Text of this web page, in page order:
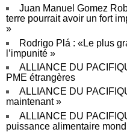
Juan Manuel Gomez
terre pourrait avoir un fort
»
Rodrigo Plá : «Le plus
l’impunité »
ALLIANCE DU
PME étrangères
ALLIANCE DU
maintenant »
ALLIANCE DU
puissance alimentaire